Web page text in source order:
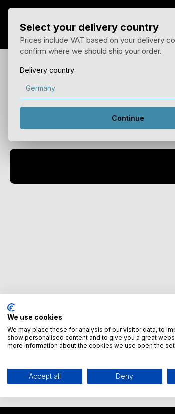
al contenuto principale
Passa alla navigazione principale
Casa
Bluetooth integrato
Il ricevitore audio Bluetooth integrato amplia
Select your delivery country
Prices include VAT based on your delivery
confirm where we should ship your order.
Delivery country
Continue
We use cookies
We may place these for analysis of our visitor data, to
show personalised content and to give you a great
more information about the cookies we use open the
Accept all Deny